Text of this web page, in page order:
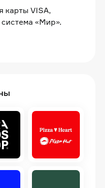
карты VISA,
«Мир».